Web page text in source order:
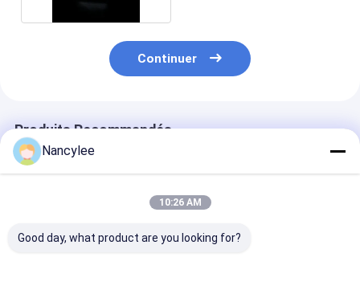
Continuer
Produits Recommandés
Nancylee
10:26 AM
Good day, what product are you looking for?